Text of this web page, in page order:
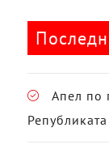
Апел по